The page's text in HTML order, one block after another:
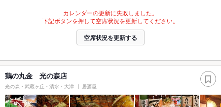
カレンダーの更新に失敗しました。
下記ボタンを押して空席状況を更新してください。
空席状況を更新する
鶏の丸金 光の森店
光の森・武蔵ヶ丘・清水・大津 居酒屋